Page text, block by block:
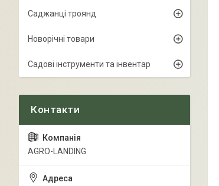
Саджанці троянд
Новорічні товари
Садові інструменти та інвентар
AGRO-LANDING